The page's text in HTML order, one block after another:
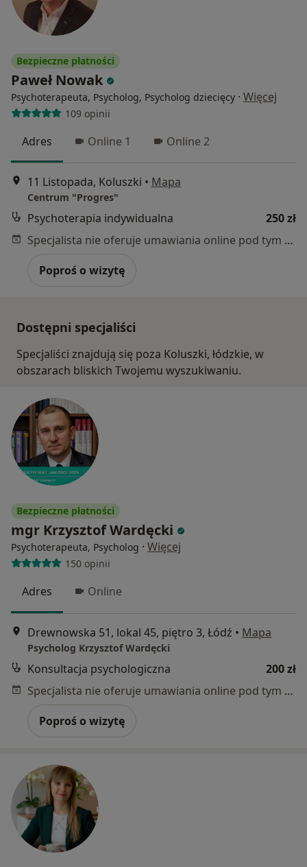
Bezpieczne płatności
Paweł Nowak
Psychoterapeuta, Psycholog, Psycholog dziecięcy · Więcej
109 opinii
Adres Online 1 Online 2
11 Listopada, Koluszki • Mapa
Centrum "Progres"
Psychoterapia indywidualna
250 zł
Specjalista nie oferuje umawiania online pod tym adresem.
Poproś o wizytę
Dostępni specjaliści
Specjaliści znajdują się poza Koluszki, łódzkie, w
obszarach bliskich Twojemu wyszukiwaniu.
Bezpieczne płatności
mgr Krzysztof Wardęcki
Psychoterapeuta, Psycholog · Więcej
150 opinii
Adres Online
Drewnowska 51, lokal 45, piętro 3, Łódź • Mapa
Psycholog Krzysztof Wardęcki
Konsultacja psychologiczna
200 zł
Specjalista nie oferuje umawiania online pod tym adresem.
Poproś o wizytę